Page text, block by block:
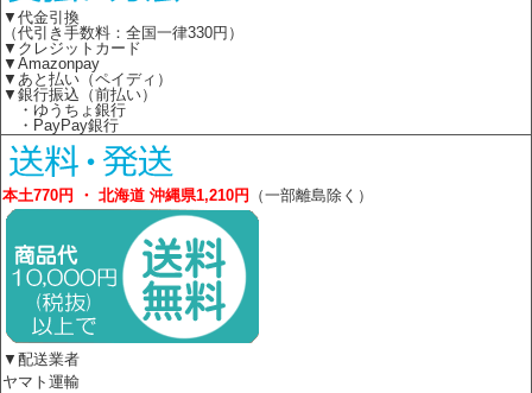
▼代金引換
（代引き手数料：全国一律330円）
▼クレジットカード
▼Amazonpay
▼あと払い（ペイディ）
▼銀行振込（前払い）
・ゆうちょ銀行
・PayPay銀行
本土770円 ・ 北海道 沖縄県1,210円 （一部離島除く）
▼配送業者
ヤマト運輸